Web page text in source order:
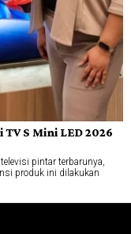
S Mini LED 2026
pintar terbarunya,
produk ini dilakukan